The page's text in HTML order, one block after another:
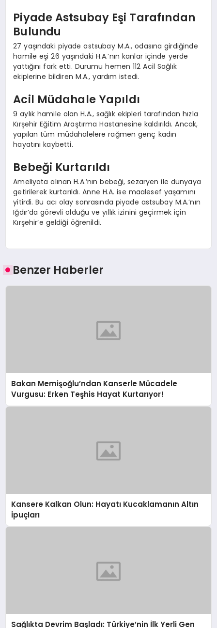
Piyade Astsubay Eşi Tarafından
Bulundu
27 yaşındaki piyade astsubay M.A., odasına girdiğinde
hamile eşi 26 yaşındaki H.A.’nın kanlar içinde yerde
yattığını fark etti. Durumu hemen 112 Acil Sağlık
ekiplerine bildiren M.A., yardım istedi.
Acil Müdahale Yapıldı
9 aylık hamile olan H.A., sağlık ekipleri tarafından hızla
Kırşehir Eğitim Araştırma Hastanesine kaldırıldı. Ancak,
yapılan tüm müdahalelere rağmen genç kadın
hayatını kaybetti.
Bebeği Kurtarıldı
Ameliyata alınan H.A.’nın bebeği, sezaryen ile dünyaya
getirilerek kurtarıldı. Anne H.A. ise maalesef yaşamını
yitirdi. Bu acı olay sonrasında piyade astsubay M.A.’nın
Iğdır’da görevli olduğu ve yıllık izinini geçirmek için
Kırşehir’e geldiği öğrenildi.
Benzer Haberler
Bakan Memişoğlu’ndan Kanserle Mücadele
Vurgusu: Erken Teşhis Hayat Kurtarıyor!
Kansere Kalkan Olun: Hayatı Kucaklamanın Altın
İpuçları
Sağlıkta Devrim Başladı: Türkiye’nin İlk Yerli Gen